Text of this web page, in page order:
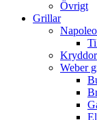
Övrigt
Grillar
Kryddor
Weber